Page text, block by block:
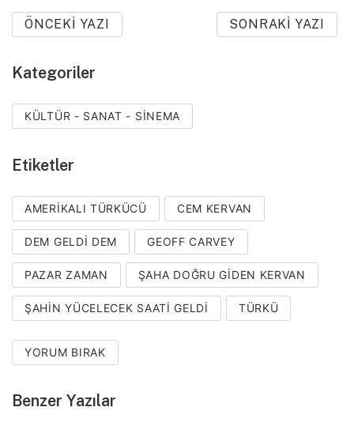
ÖNCEKI YAZI SONRAKI YAZI
Kategoriler
KÜLTÜR - SANAT - SINEMA
Etiketler
AMERIKALI TÜRKÜCÜ CEM KERVAN
DEM GELDI DEM GEOFF CARVEY
PAZAR ZAMAN ŞAHA DOĞRU GIDEN KERVAN
ŞAHIN YÜCELECEK SAATI GELDI TÜRKÜ
YORUM BIRAK
Benzer Yazılar